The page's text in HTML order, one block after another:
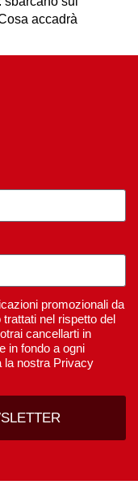
accadrà
promozionali da
nel rispetto del
cancellarti in
in fondo a ogni
la nostra Privacy